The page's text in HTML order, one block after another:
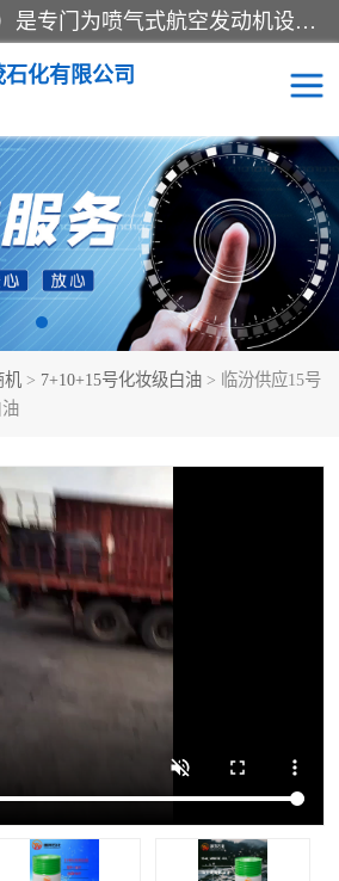
航空煤油（Jet Fuel）是专门为喷气式航空发动机设计的高纯度燃料，主要分为Jet A、Jet A-1和Jet B等类型。其特点是闪点高、低温流动性好，并添加了抗静电剂和抗氧化剂以确保飞行安全。航空煤油需
化有限公司
机 > 7+10+15号化妆级白油 > 临汾供应15号
D20+D30溶剂油
D80+D100溶剂油
260号溶剂油
天然乳胶
46+68号化妆级白油